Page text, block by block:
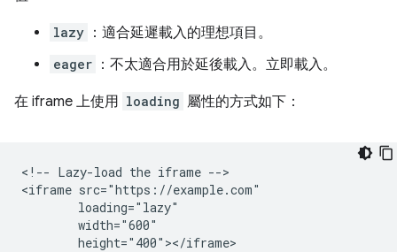
lazy ：適合延遲載入的理想項目。
eager ：不太適合用於延後載入。立即載入。
在 iframe 上使用 loading 屬性的方式如下：
<!-- Lazy-load the iframe -->
<iframe src="https://example.com"
        loading="lazy"
        width="600"
        height="400"></iframe>